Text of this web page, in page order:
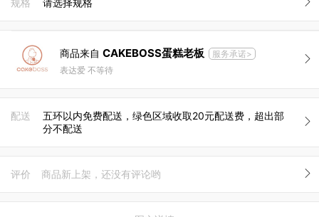
规格 请选择规格
商品来自 CAKEBOSS蛋糕老板
服务承诺>
表达爱 不等待
配送
五环以内免费配送，绿色区域收取20元配送费，超出部
分不配送
评价 商品新上架，还没有评论哟